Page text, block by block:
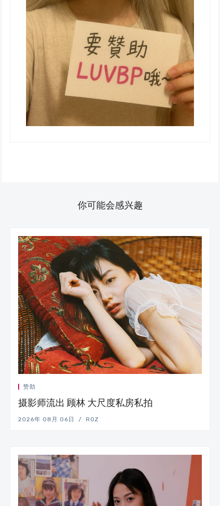
你可能会感兴趣
赞助
摄影师流出 顾林 大尺度私房私拍
2026年 08月 06日 ROZ